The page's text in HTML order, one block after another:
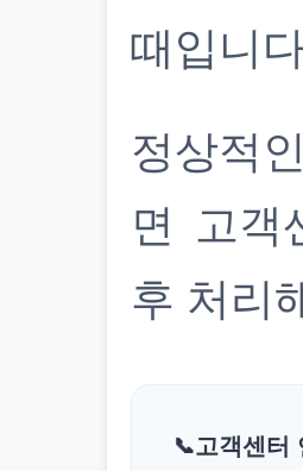
때입니
정상적
면 고객
후 처리
고객센터